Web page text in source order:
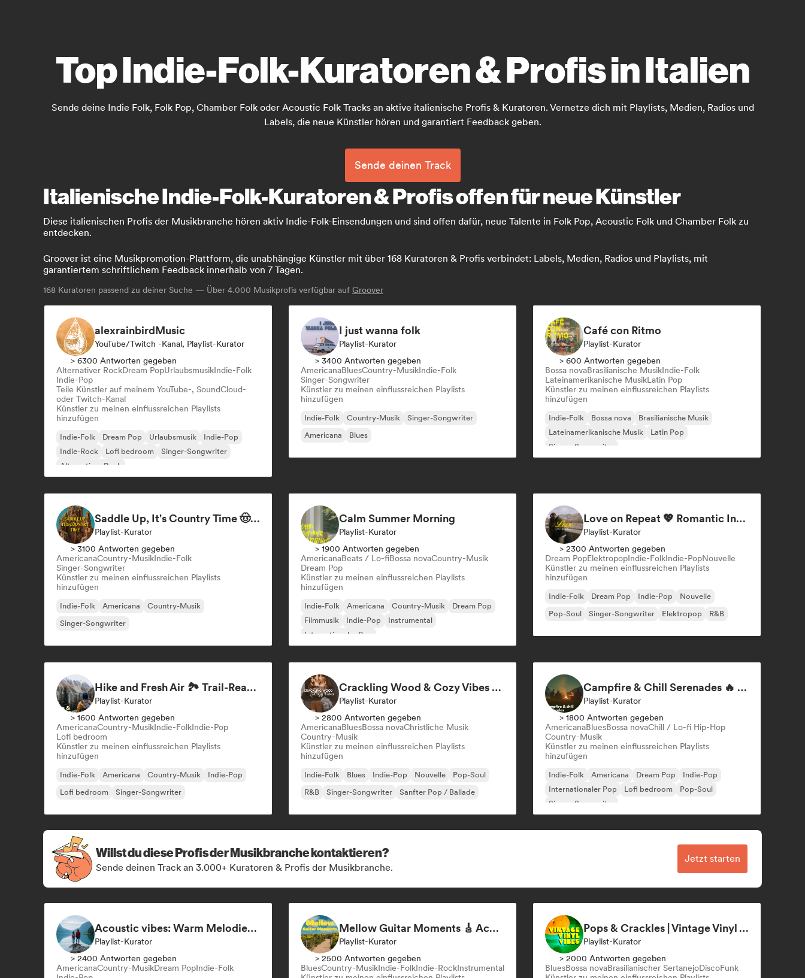
Top Indie-Folk-Kuratoren & Profis in Italien
Sende deine Indie Folk, Folk Pop, Chamber Folk oder Acoustic Folk Tracks an aktive italienische Profis & Kuratoren. Vernetze dich mit Playlists, Medien, Radios und
Labels, die neue Künstler hören und garantiert Feedback geben.
Sende deinen Track
Italienische Indie-Folk-Kuratoren & Profis offen für neue Künstler
Diese italienischen Profis der Musikbranche hören aktiv Indie-Folk-Einsendungen und sind offen dafür, neue Talente in Folk Pop, Acoustic Folk und Chamber Folk zu
entdecken.
Groover ist eine Musikpromotion-Plattform, die unabhängige Künstler mit über 168 Kuratoren & Profis verbindet: Labels, Medien, Radios und Playlists, mit
garantiertem schriftlichem Feedback innerhalb von 7 Tagen.
168 Kuratoren passend zu deiner Suche — Über 4.000 Musikprofis verfügbar auf Groover
alexrainbirdMusic
YouTube/Twitch -Kanal, Playlist-Kurator
> 6300 Antworten gegeben
Alternativer RockDream PopUrlaubsmusikIndie-Folk
Indie-Pop
Teile Künstler auf meinem YouTube-, SoundCloud-
oder Twitch-Kanal
Künstler zu meinen einflussreichen Playlists
hinzufügen
Indie-Folk Dream Pop Urlaubsmusik
Indie-Pop
Indie-Rock
Lofi bedroom
Singer-Songwriter
Alternativer Rock
I just wanna folk
Playlist-Kurator
> 3400 Antworten gegeben
AmericanaBluesCountry-MusikIndie-Folk
Singer-Songwriter
Künstler zu meinen einflussreichen Playlists
hinzufügen
Indie-Folk Country-Musik
Singer-Songwriter
Americana
Blues
Café con Ritmo
Playlist-Kurator
> 600 Antworten gegeben
Bossa novaBrasilianische MusikIndie-Folk
Lateinamerikanische MusikLatin Pop
Künstler zu meinen einflussreichen Playlists
hinzufügen
Indie-Folk Bossa nova
Brasilianische Musik
Lateinamerikanische Musik
Latin Pop
Singer-Songwriter
Saddle Up, It's Country Time 🤠 Outlaw Country, Americana & Country Rock
Playlist-Kurator
> 3100 Antworten gegeben
AmericanaCountry-MusikIndie-Folk
Singer-Songwriter
Künstler zu meinen einflussreichen Playlists
hinzufügen
Indie-Folk Americana
Country-Musik
Singer-Songwriter
Calm Summer Morning
Playlist-Kurator
> 1900 Antworten gegeben
AmericanaBeats / Lo-fiBossa novaCountry-Musik
Dream Pop
Künstler zu meinen einflussreichen Playlists
hinzufügen
Indie-Folk Americana Country-Musik
Dream Pop
Filmmusik
Indie-Pop
Instrumental
Internationaler Pop
Love on Repeat 💖 Romantic Indie Pop, Neo Soul & Singer-Songwriter
Playlist-Kurator
> 2300 Antworten gegeben
Dream PopElektropopIndie-FolkIndie-PopNouvelle
Künstler zu meinen einflussreichen Playlists
hinzufügen
Indie-Folk Dream Pop Indie-Pop
Nouvelle
Pop-Soul
Singer-Songwriter Elektropop R&B
Hike and Fresh Air 🏞️ Trail-Ready Indie Folk & Acoustic
Playlist-Kurator
> 1600 Antworten gegeben
AmericanaCountry-MusikIndie-FolkIndie-Pop
Lofi bedroom
Künstler zu meinen einflussreichen Playlists
hinzufügen
Indie-Folk Americana Country-Musik
Indie-Pop
Lofi bedroom
Singer-Songwriter
Crackling Wood & Cozy Vibes 🔥 Singer-Songwriter, Dream Pop & Bedroom Pop
Playlist-Kurator
> 2800 Antworten gegeben
AmericanaBluesBossa novaChristliche Musik
Country-Musik
Künstler zu meinen einflussreichen Playlists
hinzufügen
Indie-Folk Blues Indie-Pop Nouvelle
Pop-Soul
R&B
Singer-Songwriter Sanfter Pop / Ballade
Campfire & Chill Serenades 🔥 Indie Folk, Acoustic & Singer-Songwriter
Playlist-Kurator
> 1800 Antworten gegeben
AmericanaBluesBossa novaChill / Lo-fi Hip-Hop
Country-Musik
Künstler zu meinen einflussreichen Playlists
hinzufügen
Indie-Folk Americana Dream Pop
Indie-Pop
Internationaler Pop
Lofi bedroom
Pop-Soul
Singer-Songwriter
Willst du diese Profis der Musikbranche kontaktieren?
Sende deinen Track an 3.000+ Kuratoren & Profis der Musikbranche.
Jetzt starten
Acoustic vibes: Warm Melodies, Indie Folk & Singer-Songwriter 🏞️
Playlist-Kurator
> 2400 Antworten gegeben
AmericanaCountry-MusikDream PopIndie-Folk
Mellow Guitar Moments 🎸 Acoustic Indie Folk & Singer-Songwriter
Playlist-Kurator
> 2500 Antworten gegeben
BluesCountry-MusikIndie-FolkIndie-RockInstrumental
Pops & Crackles | Vintage Vinyl Vibes
Playlist-Kurator
> 2000 Antworten gegeben
BluesBossa novaBrasilianischer SertanejoDiscoFunk